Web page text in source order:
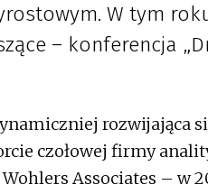
W tym
– konferencja
rozwijająca
czołowej firmy
Associates – w